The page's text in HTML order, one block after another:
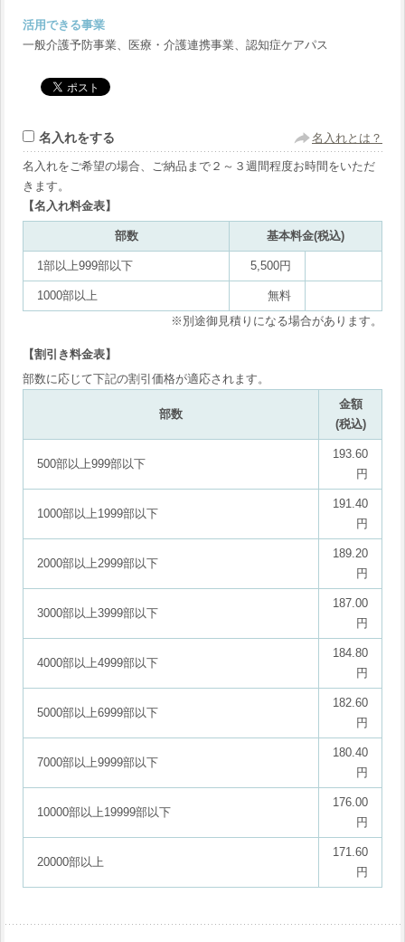
活用できる事業
一般介護予防事業、医療・介護連携事業、認知症ケアパス
名入れをする 名入れとは？
名入れをご希望の場合、ご納品まで２～３週間程度お時間をいただ
きます。
【名入れ料金表】
部数 基本料金(税込)
1部以上999部以下 5,500円
1000部以上
無料
※別途御見積りになる場合があります。
【割引き料金表】
部数に応じて下記の割引価格が適応されます。
部数
金額
(税込)
500部以上999部以下
193.60
円
1000部以上1999部以下
191.40
円
2000部以上2999部以下
189.20
円
3000部以上3999部以下
187.00
円
4000部以上4999部以下
184.80
円
5000部以上6999部以下
182.60
円
7000部以上9999部以下
180.40
円
10000部以上19999部以下
176.00
円
20000部以上
171.60
円